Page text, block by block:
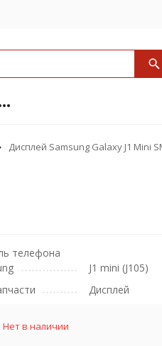
Дисплей Samsung Galaxy J1 Mini
телефона
J1 mini (J105)
Дисплей
Нет в наличии